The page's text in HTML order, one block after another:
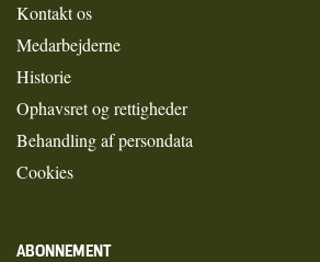
Kontakt os
Medarbejderne
Historie
Ophavsret og rettigheder
Behandling af persondata
Cookies
ABONNEMENT